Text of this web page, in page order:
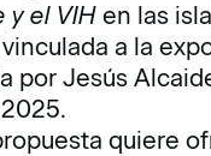
y el VIH en las
a la
por Jesús
quiere